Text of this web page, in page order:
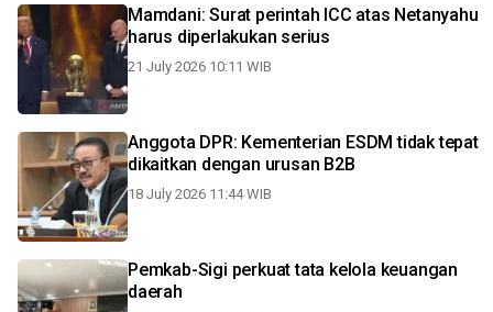
Mamdani: Surat perintah ICC atas Netanyahu
harus diperlakukan serius
21 July 2026 10:11 WIB
Anggota DPR: Kementerian ESDM tidak tepat
dikaitkan dengan urusan B2B
18 July 2026 11:44 WIB
Pemkab-Sigi perkuat tata kelola keuangan
daerah